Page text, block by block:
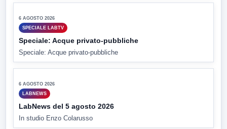
6 AGOSTO 2026
SPECIALE LABTV
Speciale: Acque privato-pubbliche
Speciale: Acque privato-pubbliche
▶
6 AGOSTO 2026
LABNEWS
LabNews del 5 agosto 2026
In studio Enzo Colarusso